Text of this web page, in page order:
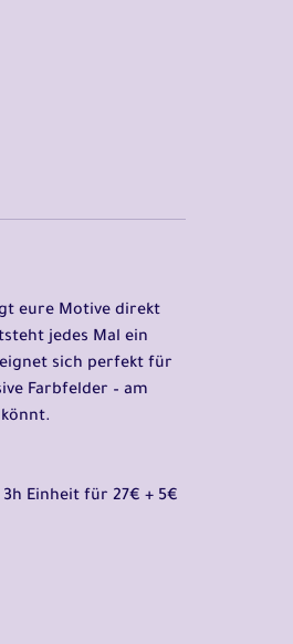
eure Motive direkt
jedes Mal ein
sich perfekt für
Farbfelder – am
Einheit für 27€ + 5€